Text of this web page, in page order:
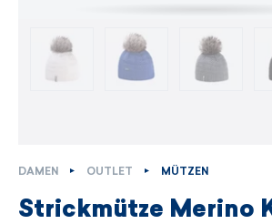
DAMEN OUTLET MÜTZEN
Strickmütze Merino